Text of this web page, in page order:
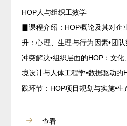
HOP人与组织工效学
▊课程介绍：HOP概论及其对企
升：心理、生理与行为因素•团
冲突解决•组织层面的HOP：文
境设计与人体工程学•数据驱动的
践环节：HOP项目规划与实施•
查看